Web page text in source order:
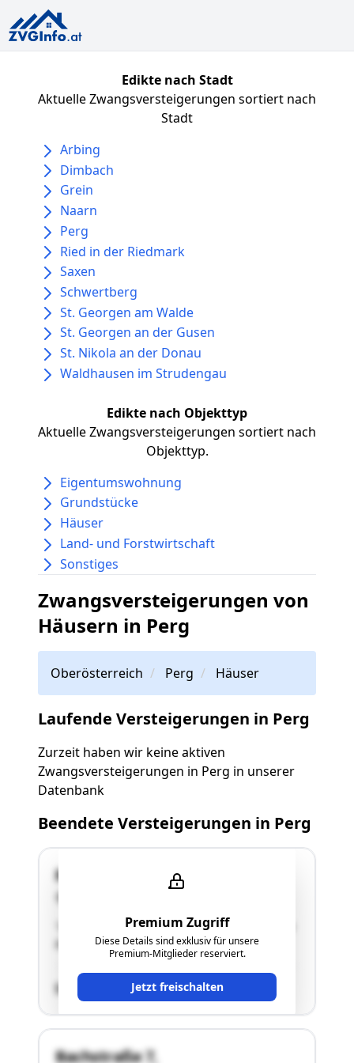
Edikte nach Stadt
Aktuelle Zwangsversteigerungen sortiert nach
Stadt
Arbing
Dimbach
Grein
Naarn
Perg
Ried in der Riedmark
Saxen
Schwertberg
St. Georgen am Walde
St. Georgen an der Gusen
St. Nikola an der Donau
Waldhausen im Strudengau
Edikte nach Objekttyp
Aktuelle Zwangsversteigerungen sortiert nach
Objekttyp.
Eigentumswohnung
Grundstücke
Häuser
Land- und Forstwirtschaft
Sonstiges
Zwangsversteigerungen von
Häusern in Perg
Oberösterreich Perg Häuser
Laufende Versteigerungen in Perg
Zurzeit haben wir keine aktiven
Zwangsversteigerungen in Perg in unserer
Datenbank
Beendete Versteigerungen in Perg
Premium Zugriff
Diese Details sind exklusiv für unsere
Premium-Mitglieder reserviert.
Jetzt freischalten
Rast 34
"Grundstück mit Einfamilienhaus an der Adresse
Rast 34, 4341 Arbing"
SCHÄTZWERT
Bachstraße 7,